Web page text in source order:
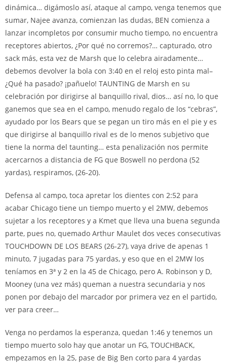
dinámica… digámoslo así, ataque al campo, venga tenemos que
sumar, Najee avanza, comienzan las dudas, BEN comienza a
lanzar incompletos por consumir mucho tiempo, no encuentra
receptores abiertos, ¿Por qué no corremos?… capturado, otro
sack más, esta vez de Marsh que lo celebra airadamente…
debemos devolver la bola con 3:40 en el reloj esto pinta mal–
¿Qué ha pasado? ¡pañuelo! TAUNTING de Marsh en su
celebración por dirigirse al banquillo rival, dios… así no, lo que
ganemos que sea en el campo, menudo regalo de los “cebras”,
ayudado por los Bears que se pegan un tiro más en el pie y es
que dirigirse al banquillo rival es de lo menos subjetivo que
tiene la norma del taunting… esta penalización nos permite
acercarnos a distancia de FG que Boswell no perdona (52
yardas), respiramos, (26-20).
Defensa al campo, toca apretar los dientes con 2:52 para
acabar Chicago tiene un tiempo muerto y el 2MW, debemos
sujetar a los receptores y a Kmet que lleva una buena segunda
parte, pues no, quemado Arthur Maulet dos veces consecutivas
TOUCHDOWN DE LOS BEARS (26-27), vaya drive de apenas 1
minuto, 7 jugadas para 75 yardas, y eso que en el 2MW los
teníamos en 3ª y 2 en la 45 de Chicago, pero A. Robinson y D,
Mooney (una vez más) queman a nuestra secundaria y nos
ponen por debajo del marcador por primera vez en el partido,
ver para creer…
Venga no perdamos la esperanza, quedan 1:46 y tenemos un
tiempo muerto solo hay que anotar un FG, TOUCHBACK,
empezamos en la 25, pase de Big Ben corto para 4 yardas